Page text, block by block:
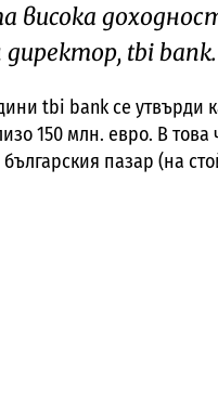
tbi bank.
tbi bank се утвърди
150 млн. евро. В
пазар (на